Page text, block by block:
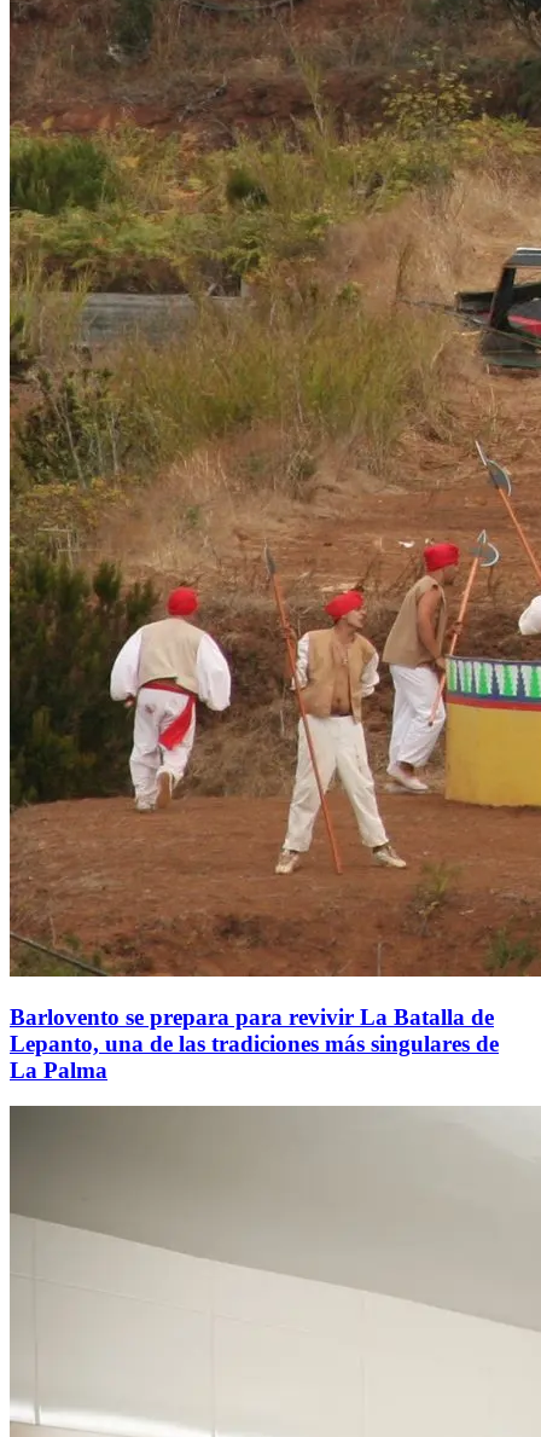
Barlovento se prepara para revivir La Batalla de
Lepanto, una de las tradiciones más singulares de
La Palma